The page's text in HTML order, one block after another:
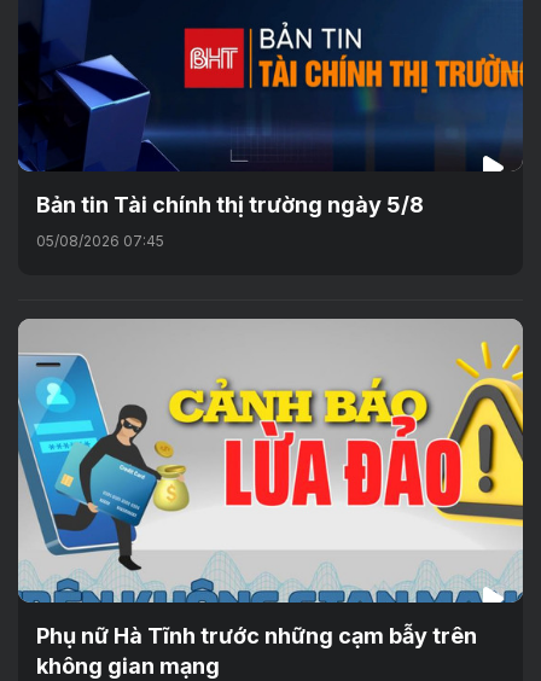
Bản tin Tài chính thị trường ngày 5/8
05/08/2026 07:45
Phụ nữ Hà Tĩnh trước những cạm bẫy trên
không gian mạng